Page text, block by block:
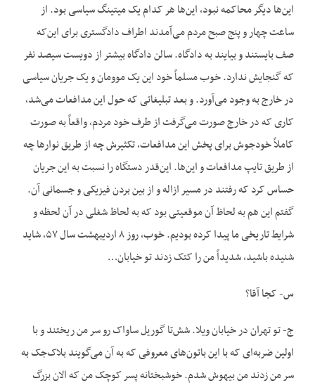
این‌ها دیگر محاکمه نبود، این‌ها هر کدام یک میتینگ سیاسی بود. از
ساعت چهار و پنج صبح مردم می‌آمدند اطراف دادگستری برای این‌که
صف بایستند و بیایند به دادگاه. سالن دادگاه بیشتر از دویست سیصد نفر
که گنجایش ندارد. خوب مسلماً خود این یک موومان و یک جریان سیاسی
در خارج به وجود می‌آورد. و بعد تبلیغاتی که حول این مدافعات می‌شد،
کاری که در خارج صورت می‌گرفت از طرف خود مردم، واقعاً به صورت
کاملاً خودجوش برای پخش این مدافعات، تکثیرش چه از طریق نوارها چه
از طریق تایپ مدافعات و این‌ها. این‌قدر دستگاه را نسبت به این جریان
حساس کرد که رفتند در مسیر ازاله و از بین بردن فیزیکی و جسمانی آن.
گفتم این هم به لحاظ آن موقعیتی بود که به لحاظ شغلی در آن لحظه و
شرایط تاریخی ما پیدا کرده بودیم. خوب، روز ۸ اردیبهشت سال ۵۷، شاید
شنیده باشید، شدیداً من را کتک زدند تو خیابان…
س- کجا آقا؟
ج- تو تهران در خیابان ویلا. شش‌تا گوریل ساواک رو سر من ریختند و با
اولین ضربه‌ای که با این باتون‌های معروفی که به آن می‌گویند بلاک‌جک به
سر من زدند من بیهوش شدم. خوشبختانه پسر کوچک من که الان بزرگ